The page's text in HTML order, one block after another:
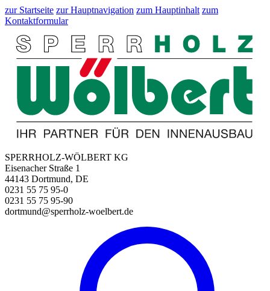
zur Startseite zur Hauptnavigation zum Hauptinhalt zum
Kontaktformular
SPERRHOLZ-WÖLBERT KG
Eisenacher Straße 1
44143 Dortmund, DE
0231 55 75 95-0
0231 55 75 95-90
dortmund@sperrholz-woelbert.de